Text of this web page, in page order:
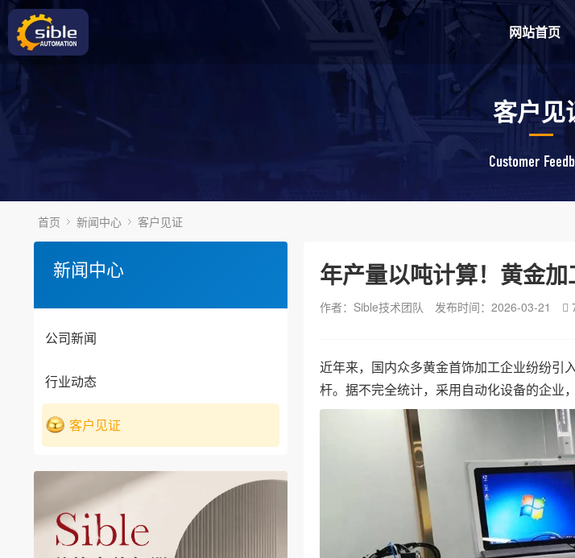
网站首页
客户见
Customer
首页 新闻中心 客户见证
新闻中心
公司新闻
行业动态
客户见证
年产量以吨计算！黄金
作者：Sible技术团队 发布时间：2026-03-21
近年来，国内众多黄金首饰加工企业纷纷引
杆。据不完全统计，采用自动化设备的企业